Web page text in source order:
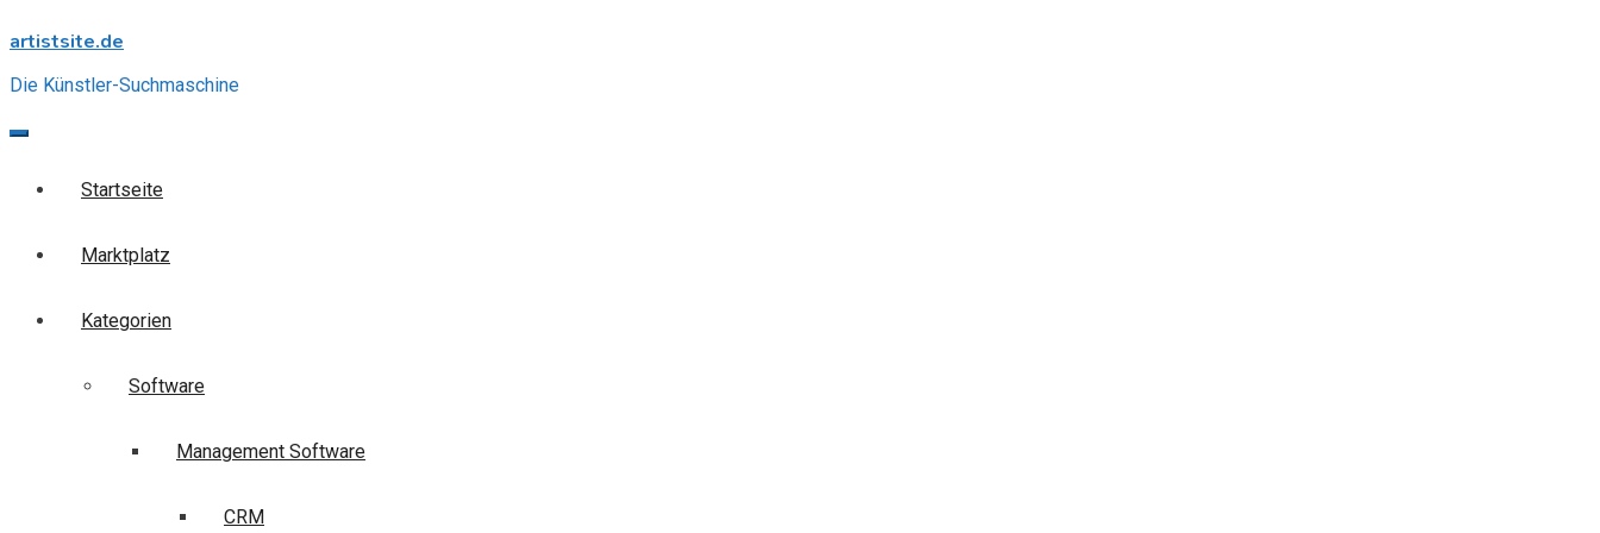
to
artistsite.de
Die Künstler-Suchmaschine
Startseite
Marktplatz
Kategorien
Software
Management Software
CRM